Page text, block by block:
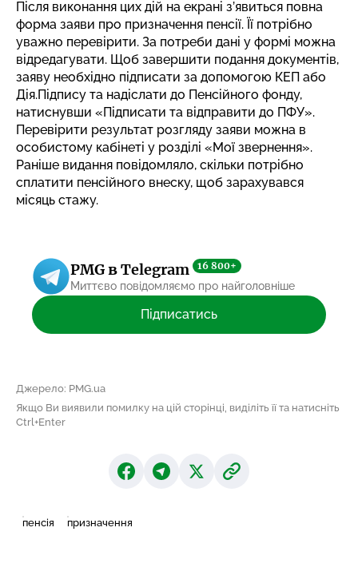
Після виконання цих дій на екрані з’явиться повна
форма заяви про призначення пенсії. Її потрібно
уважно перевірити. За потреби дані у формі можна
відредагувати. Щоб завершити подання документів,
заяву необхідно підписати за допомогою КЕП або
Дія.Підпису та надіслати до Пенсійного фонду,
натиснувши «Підписати та відправити до ПФУ».
Перевірити результат розгляду заяви можна в
особистому кабінеті у розділі «Мої звернення».
Раніше видання повідомляло, скільки потрібно
сплатити пенсійного внеску, щоб зарахувався
місяць стажу.
PMG в Telegram 16 800+
Миттєво повідомляємо про найголовніше
Підписатись
Джерело: PMG.ua
Якщо Ви виявили помилку на цій сторінці, виділіть її та натисніть
Ctrl+Enter
пенсія призначення